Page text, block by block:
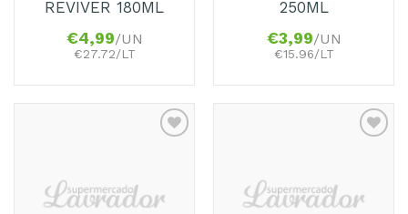
REVIVER 180ML
€4,99/UN
€27.72/LT
250ML
€3,99/UN
€15.96/LT
Favoritos
Favoritos